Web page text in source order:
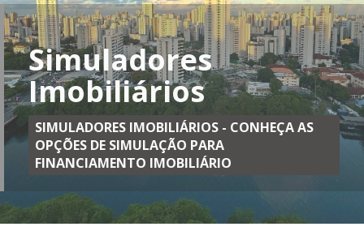
Simuladores
Imobiliários
SIMULADORES IMOBILIÁRIOS - CONHEÇA AS
OPÇÕES DE SIMULAÇÃO PARA
FINANCIAMENTO IMOBILIÁRIO